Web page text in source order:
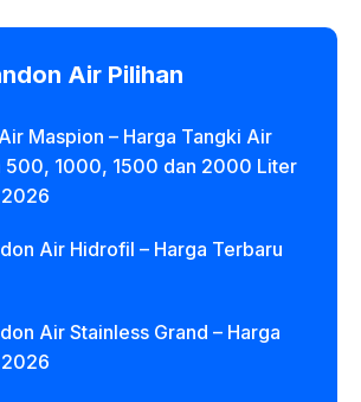
Air Pilihan
Maspion – Harga Tangki Air
500, 1000, 1500 dan 2000 Liter
Air Hidrofil – Harga Terbaru
Air Stainless Grand – Harga